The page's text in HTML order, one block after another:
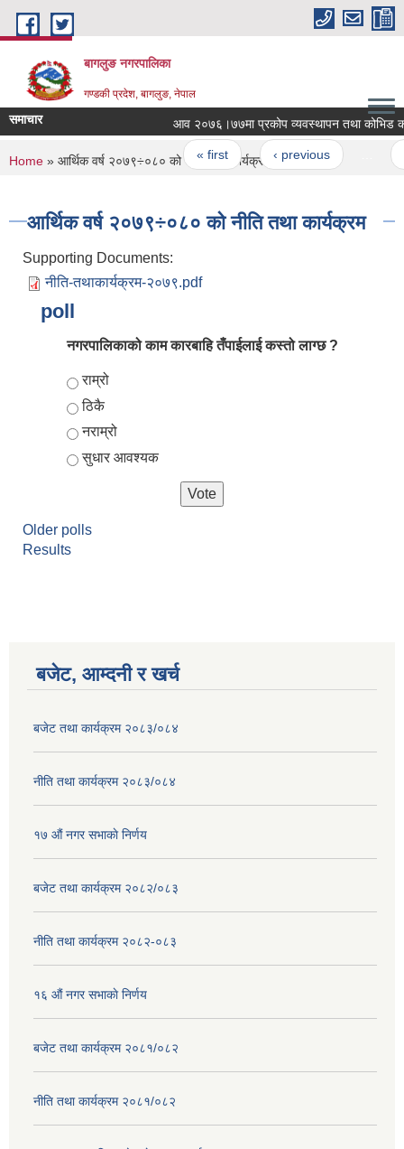
Skip to main content
बागलुङ नगरपालिका
गण्डकी प्रदेश, बागलुङ, नेपाल
समाचार आव २०७६।७७मा प्रकोप व्यवस्थापन तथा कोभिड
Pages
« first ‹ previous
You are here
Home » आर्थिक वर्ष २०७९÷०८० को नीति तथा कार्यक्रम
आर्थिक वर्ष २०७९÷०८० को नीति तथा कार्यक्रम
Supporting Documents:
नीति-तथाकार्यक्रम-२०७९.pdf
poll
नगरपालिकाको काम कारबाहि तँपाईलाई कस्तो लाग्छ ?
Choices
राम्रो
ठिकै
नराम्रो
सुधार आवश्यक
Older polls
Results
बजेट, आम्दनी र खर्च
बजेट तथा कार्यक्रम २०८३/०८४
नीति तथा कार्यक्रम २०८३/०८४
१७ ‌‍औं नगर सभाकाे निर्णय
बजेट तथा कार्यक्रम २०८२/०८३
नीति तथा कार्यक्रम २०८२-०८३
१६ ‌औं नगर सभाकाे निर्णय
बजेट तथा कार्यक्रम २०८१/०८२
नीति तथा कार्यक्रम २०८१/०८२